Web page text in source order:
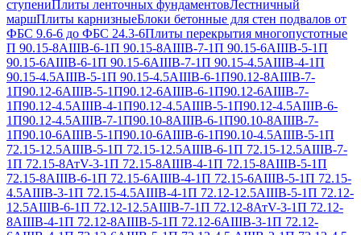
ступениПлиты ленточных фундаментовЛестничный
маршПлиты карнизныеБлоки бетонные для стен подвалов от
ФБС 9.6-6 до ФБС 24.3-6Плиты перекрытия многопустотные
П 90.15-8АIIIВ-6-1П 90.15-8АIIIВ-7-1П 90.15-6АIIIВ-5-1П
90.15-6АIIIВ-6-1П 90.15-6АIIIВ-7-1П 90.15-4.5АIIIВ-4-1П
90.15-4.5АIIIВ-5-1П 90.15-4.5АIIIВ-6-1П90.12-8АIIIВ-7-
1П90.12-6АIIIВ-5-1П90.12-6АIIIВ-6-1П90.12-6АIIIВ-7-
1П90.12-4.5АIIIВ-4-1П90.12-4.5АIIIВ-5-1П90.12-4.5АIIIВ-6-
1П90.12-4.5АIIIВ-7-1П90.10-8АIIIВ-6-1П90.10-8АIIIВ-7-
1П90.10-6АIIIВ-5-1П90.10-6АIIIВ-6-1П90.10-4.5АIIIВ-5-1П
72.15-12.5АIIIВ-5-1П 72.15-12.5АIIIВ-6-1П 72.15-12.5АIIIВ-7-
1П 72.15-8АтV-3-1П 72.15-8АIIIВ-4-1П 72.15-8АIIIВ-5-1П
72.15-8АIIIВ-6-1П 72.15-6АIIIВ-4-1П 72.15-6АIIIВ-5-1П 72.15-
4.5АIIIВ-3-1П 72.15-4.5АIIIВ-4-1П 72.12-12.5АIIIВ-5-1П 72.12-
12.5АIIIВ-6-1П 72.12-12.5АIIIВ-7-1П 72.12-8АтV-3-1П 72.12-
8АIIIВ-4-1П 72.12-8АIIIВ-5-1П 72.12-6АIIIВ-3-1П 72.12-